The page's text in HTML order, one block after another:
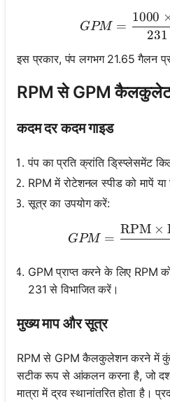
GPM =
231
1000
इस प्रकार, पंप लगभग 21.65 गैलन
RPM से GPM
कदम दर कदम गाइड
पंप का प्रति क्रांति डि्स्प्लेसमेंट
RPM में रोटेशनल स्पीड को मापें या
सूत्र का उपयोग करें:
GPM =
RPM ×
GPM प्राप्त करने के लिए RPM
231 से विभाजित करें।
मुख्य माप और सूत्र
RPM से GPM कैलकुलेशन करने में
सटीक रूप से आंकलन करना है, जो
मात्रा में द्रव स्थानांतरित होता है।